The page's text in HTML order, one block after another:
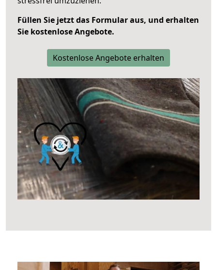
Füllen Sie jetzt das Formular aus, und erhalten
Sie kostenlose Angebote.
Kostenlose Angebote erhalten